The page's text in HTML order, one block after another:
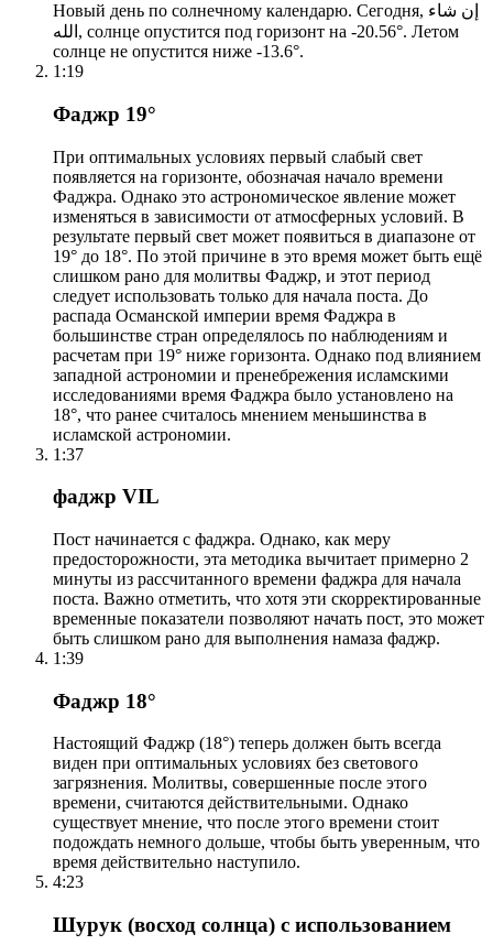
Новый день по солнечному календарю. Сегодня, إن شاء
الله, солнце опустится под горизонт на -20.56°. Летом
солнце не опустится ниже -13.6°.
1:19
Фаджр 19°
При оптимальных условиях первый слабый свет
появляется на горизонте, обозначая начало времени
Фаджра. Однако это астрономическое явление может
изменяться в зависимости от атмосферных условий. В
результате первый свет может появиться в диапазоне от
19° до 18°. По этой причине в это время может быть ещё
слишком рано для молитвы Фаджр, и этот период
следует использовать только для начала поста. До
распада Османской империи время Фаджра в
большинстве стран определялось по наблюдениям и
расчетам при 19° ниже горизонта. Однако под влиянием
западной астрономии и пренебрежения исламскими
исследованиями время Фаджра было установлено на
18°, что ранее считалось мнением меньшинства в
исламской астрономии.
1:37
фаджр VIL
Пост начинается с фаджра. Однако, как меру
предосторожности, эта методика вычитает примерно 2
минуты из рассчитанного времени фаджра для начала
поста. Важно отметить, что хотя эти скорректированные
временные показатели позволяют начать пост, это может
быть слишком рано для выполнения намаза фаджр.
1:39
Фаджр 18°
Настоящий Фаджр (18°) теперь должен быть всегда
виден при оптимальных условиях без светового
загрязнения. Молитвы, совершенные после этого
времени, считаются действительными. Однако
существует мнение, что после этого времени стоит
подождать немного дольше, чтобы быть уверенным, что
время действительно наступило.
4:23
Шурук (восход солнца) с использованием